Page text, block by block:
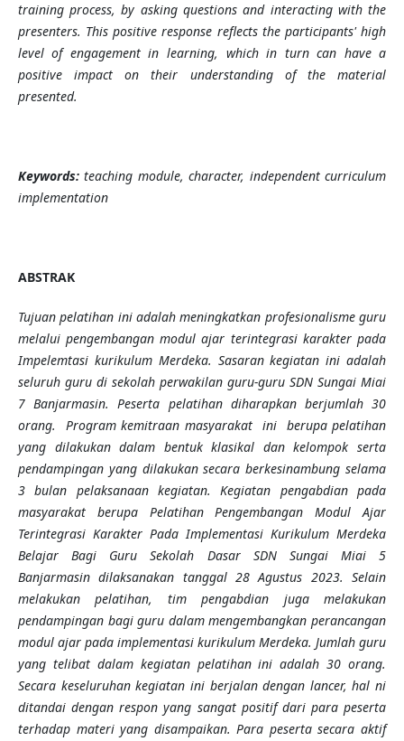
training process, by asking questions and interacting with the
presenters. This positive response reflects the participants' high
level of engagement in learning, which in turn can have a
positive impact on their understanding of the material
presented.
Keywords: teaching module, character, independent curriculum
implementation
ABSTRAK
Tujuan pelatihan ini adalah meningkatkan profesionalisme guru
melalui pengembangan modul ajar terintegrasi karakter pada
Impelemtasi kurikulum Merdeka. Sasaran kegiatan ini adalah
seluruh guru di sekolah perwakilan guru-guru SDN Sungai Miai
7 Banjarmasin. Peserta pelatihan diharapkan berjumlah 30
orang. Program kemitraan masyarakat ini berupa pelatihan
yang dilakukan dalam bentuk klasikal dan kelompok serta
pendampingan yang dilakukan secara berkesinambung selama
3 bulan pelaksanaan kegiatan. Kegiatan pengabdian pada
masyarakat berupa Pelatihan Pengembangan Modul Ajar
Terintegrasi Karakter Pada Implementasi Kurikulum Merdeka
Belajar Bagi Guru Sekolah Dasar SDN Sungai Miai 5
Banjarmasin dilaksanakan tanggal 28 Agustus 2023. Selain
melakukan pelatihan, tim pengabdian juga melakukan
pendampingan bagi guru dalam mengembangkan perancangan
modul ajar pada implementasi kurikulum Merdeka. Jumlah guru
yang telibat dalam kegiatan pelatihan ini adalah 30 orang.
Secara keseluruhan kegiatan ini berjalan dengan lancer, hal ni
ditandai dengan respon yang sangat positif dari para peserta
terhadap materi yang disampaikan. Para peserta secara aktif